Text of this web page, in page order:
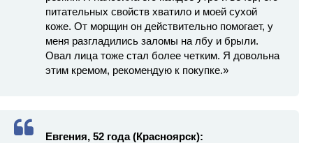
питательных свойств хватило и моей сухой
коже. От морщин он действительно помогает, у
меня разгладились заломы на лбу и брыли.
Овал лица тоже стал более четким. Я довольна
этим кремом, рекомендую к покупке.»
Евгения, 52 года (Красноярск):